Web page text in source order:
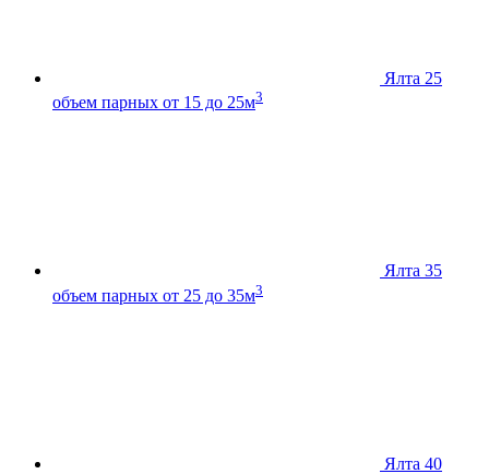
Ялта 25
объем парных от 15 до 25м3
Ялта 35
объем парных от 25 до 35м3
Ялта 40